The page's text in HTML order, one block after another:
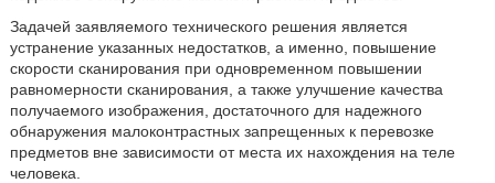
Задачей заявляемого технического решения является
устранение указанных недостатков, а именно, повышение
скорости сканирования при одновременном повышении
равномерности сканирования, а также улучшение качества
получаемого изображения, достаточного для надежного
обнаружения малоконтрастных запрещенных к перевозке
предметов вне зависимости от места их нахождения на теле
человека.